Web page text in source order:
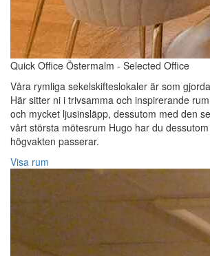
Quick Office Östermalm - Selected Office
Våra rymliga sekelskifteslokaler är som
Här sitter ni i trivsamma och inspirerande
och mycket ljusinsläpp, dessutom med den
vårt största mötesrum Hugo har du
högvakten passerar.
Visa rum